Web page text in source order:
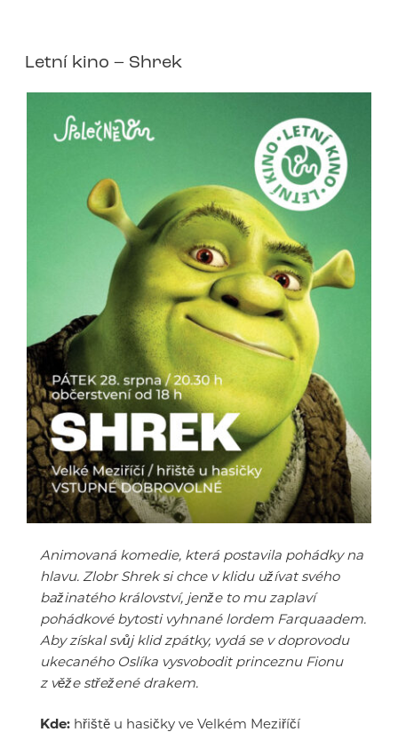
Letní kino – Shrek
Animovaná komedie, která postavila pohádky na
hlavu. Zlobr Shrek si chce v klidu užívat svého
bažinatého království, jenže to mu zaplaví
pohádkové bytosti vyhnané lordem Farquaadem.
Aby získal svůj klid zpátky, vydá se v doprovodu
ukecaného Oslíka vysvobodit princeznu Fionu
z věže střežené drakem.
Kde: hřiště u hasičky ve Velkém Meziříčí